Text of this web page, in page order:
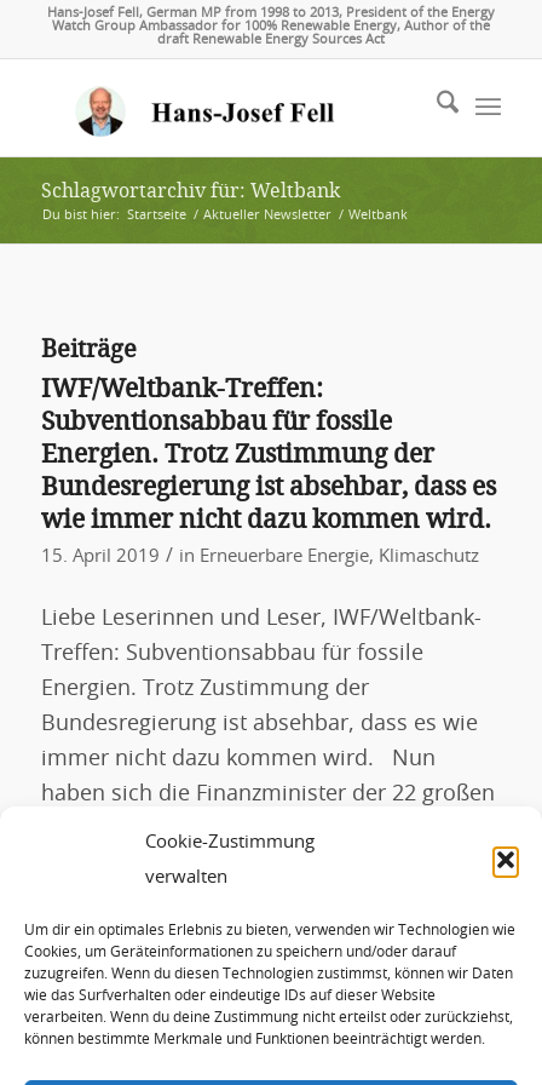
Cookie-Zustimmung
verwalten
Um dir ein optimales Erlebnis zu bieten, verwenden wir Technologien wie
Cookies, um Geräteinformationen zu speichern und/oder darauf
zuzugreifen. Wenn du diesen Technologien zustimmst, können wir Daten
wie das Surfverhalten oder eindeutige IDs auf dieser Website
verarbeiten. Wenn du deine Zustimmung nicht erteilst oder zurückziehst,
können bestimmte Merkmale und Funktionen beeinträchtigt werden.
Hans-Josef Fell, German MP from 1998 to 2013, President of the Energy
Watch Group Ambassador for 100% Renewable Energy, Author of the
draft Renewable Energy Sources Act
Schlagwortarchiv für: Weltbank
Du bist hier: Startseite / Aktueller Newsletter / Weltbank
Beiträge
IWF/Weltbank-Treffen:
Subventionsabbau für fossile
Energien. Trotz Zustimmung der
Bundesregierung ist absehbar, dass es
wie immer nicht dazu kommen wird.
15. April 2019 / in Erneuerbare Energie, Klimaschutz
Liebe Leserinnen und Leser, IWF/Weltbank-
Treffen: Subventionsabbau für fossile
Energien. Trotz Zustimmung der
Bundesregierung ist absehbar, dass es wie
immer nicht dazu kommen wird. Nun
haben sich die Finanzminister der 22 großen
Nationen der Welt gestern wieder getroffen,
auf der Tagung des Internationalen
Beschlossen haben sie einen Beitrag zum
Klimaschutz, […]